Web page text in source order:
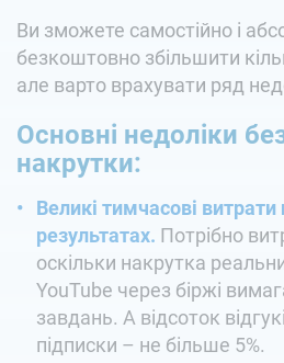
Ви зможете самостійно і
безкоштовно збільшити
але варто врахувати ряд
Основні недоліки
накрутки:
Великі тимчасові
результатах. Потрібно
оскільки накрутка
YouTube через біржі
завдань. А відсоток
підписки – не більше 5%.